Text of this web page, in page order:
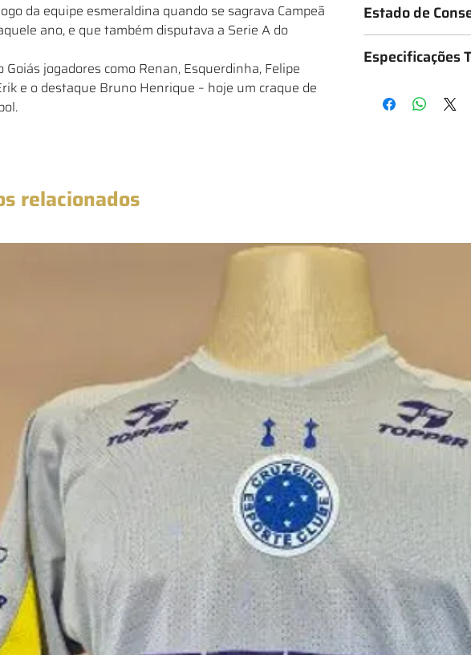
da equipe esmeraldina quando se sagrava Campeã
ano, e que também disputava a Serie A do
Goiás jogadores como Renan, Esquerdinha, Felipe
e o destaque Bruno Henrique – hoje um craque de
Estado de
o estado da camisa,
★★ - Desgastado
★★★ - Bom
Especificações
relacionados